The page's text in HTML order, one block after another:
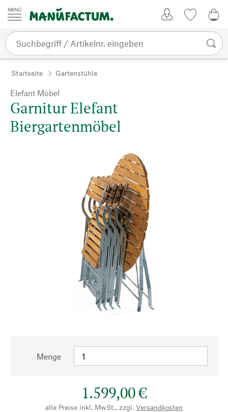
Zum Inhalt springen
Startseite Gartenstühle
Elefant Möbel
Garnitur Elefant
Biergartenmöbel
Menge
1.599,00 €
alle Preise inkl. MwSt., zzgl. Versandkosten